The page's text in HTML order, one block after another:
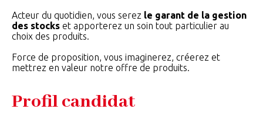
Acteur du quotidien, vous serez le garant de la gestion
des stocks et apporterez un soin tout particulier au
choix des produits.
Force de proposition, vous imaginerez, créerez et
mettrez en valeur notre offre de produits.
Profil candidat